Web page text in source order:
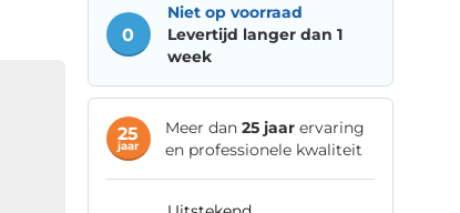
0
Niet op voorraad
Levertijd langer dan 1
week
25
jaar
Meer dan 25 jaarervaring
en professionele kwaliteit